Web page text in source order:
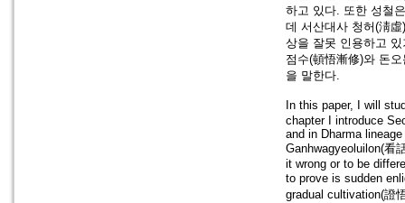
하고 있다. 또한 성철
데 서산대사 청허(淸
상을 잘못 인용하고
점수(頓悟漸修)와 돈
을 말한다.
In this paper, I will
chapter I introduce
and in Dharma
Ganhwagyeoluilon(看
it wrong or to be
to prove is sudden
gradual cultivation(證